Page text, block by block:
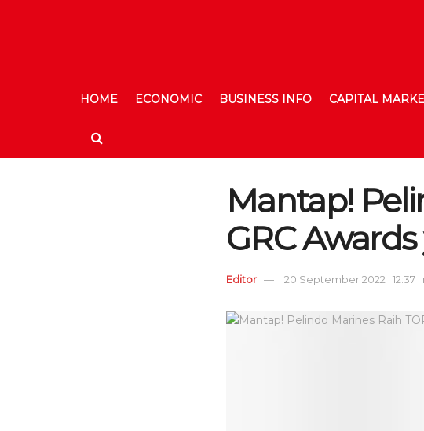
HOME ECONOMIC BUSINESS INFO CAPITAL
Mantap!
GRC
Editor 20 September 2022 | 12:37